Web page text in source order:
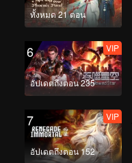
ทั้งหมด 21 ตอน
6
อัปเดตถึงตอน 235
VIP
7
อัปเดตถึงตอน 152
VIP